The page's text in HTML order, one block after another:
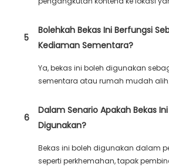
5
Bolehkah Bekas Ini Berfungsi
Kediaman Sementara?
Ya, bekas ini boleh digunakan
sementara atau rumah mudah alih.
6
Dalam Senario Apakah Bekas
Digunakan?
Bekas ini boleh digunakan dalam
seperti perkhemahan, tapak